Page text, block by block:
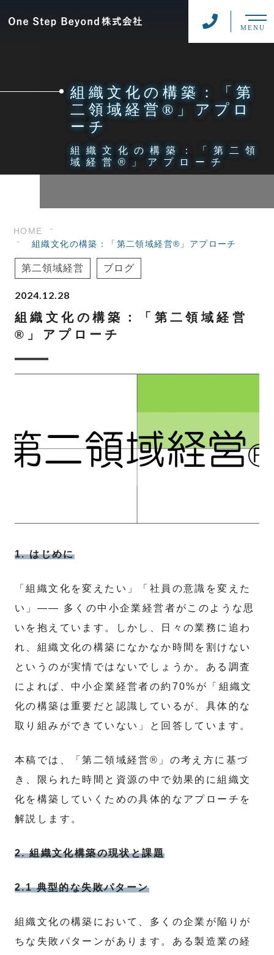
MENU
組織文化の構築：「第
二領域経営®」アプロ
ーチ
組織文化の構築：「第二領
域経営®」アプローチ
HOME
組織文化の構築：「第二領域経営®」アプローチ
第二領域経営 ブログ
2024.12.28
組織文化の構築：「第二領域経営
®」アプローチ
1. はじめに
「組織文化を変えたい」「社員の意識を変えた
い」―― 多くの中小企業経営者がこのような思
いを抱えています。しかし、日々の業務に追わ
れ、組織文化の構築になかなか時間を割けない
というのが実情ではないでしょうか。ある調査
によれば、中小企業経営者の約70%が「組織文
化の構築は重要だと認識しているが、具体的な
取り組みができていない」と回答しています。
本稿では、「第二領域経営®」の考え方に基づ
き、限られた時間と資源の中で効果的に組織文
化を構築していくための具体的なアプローチを
解説します。
2. 組織文化構築の現状と課題
2.1 典型的な失敗パターン
組織文化の構築において、多くの企業が陥りが
ちな失敗パターンがあります。ある製造業の経